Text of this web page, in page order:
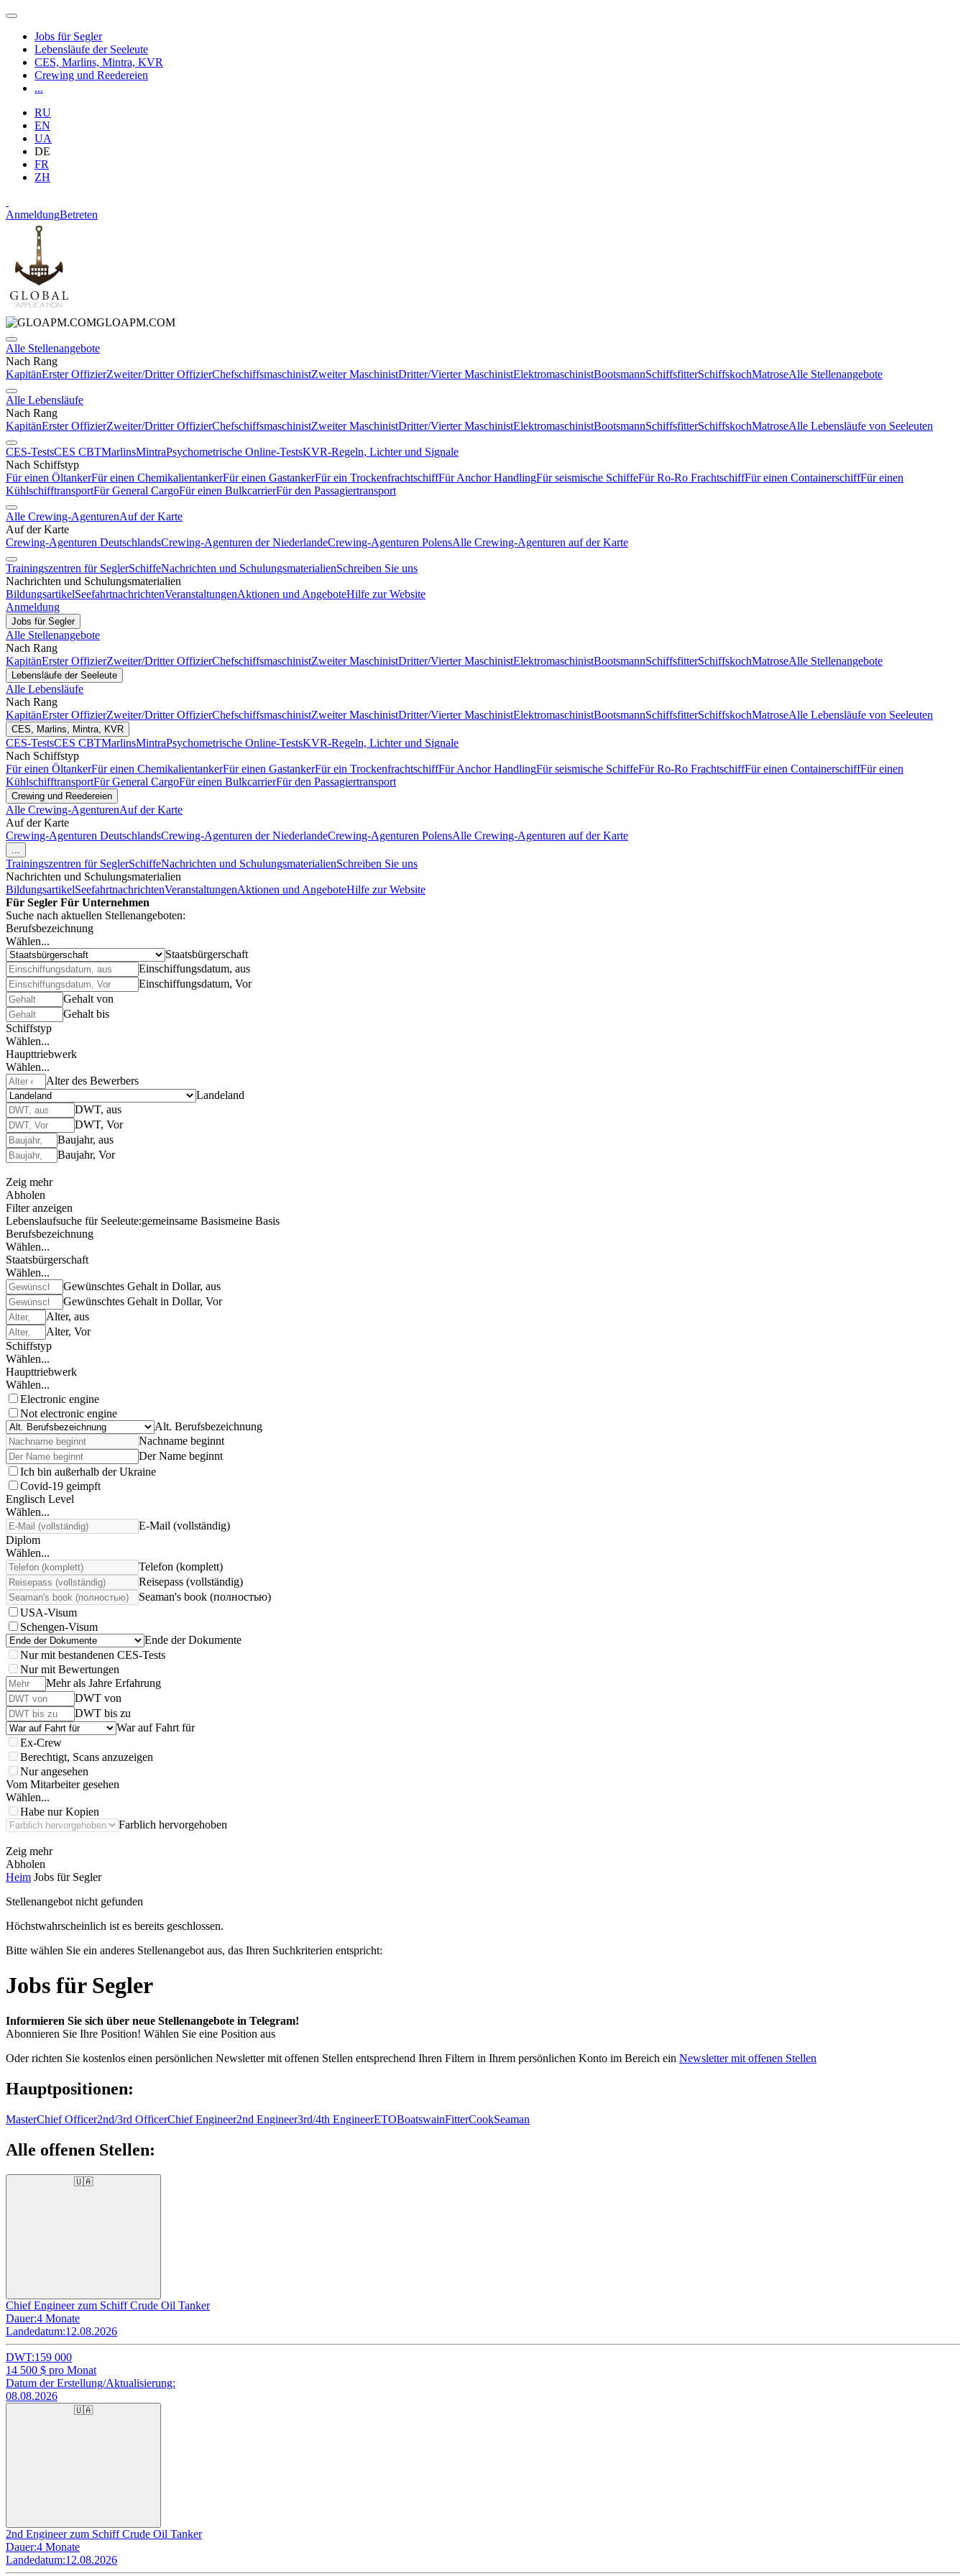
Jobs für Segler
Lebensläufe der Seeleute
CES, Marlins, Mintra, KVR
Crewing und Reedereien
...
RU
EN
UA
DE
FR
ZH
AnmeldungBetreten
GLOAPM.COM
Alle Stellenangebote
Nach Rang
KapitänErster OffizierZweiter/Dritter OffizierChefschiffsmaschinistZweiter MaschinistDritter/Vierter MaschinistElektromaschinistBootsmannSchiffsfitterSchiffskochMatroseAlle Stellenangebote
Alle Lebensläufe
Nach Rang
KapitänErster OffizierZweiter/Dritter OffizierChefschiffsmaschinistZweiter MaschinistDritter/Vierter MaschinistElektromaschinistBootsmannSchiffsfitterSchiffskochMatroseAlle Lebensläufe von Seeleuten
CES-TestsCES CBTMarlinsMintraPsychometrische Online-TestsKVR-Regeln, Lichter und Signale
Nach Schiffstyp
Für einen ÖltankerFür einen ChemikalientankerFür einen GastankerFür ein TrockenfrachtschiffFür Anchor HandlingFür seismische SchiffeFür Ro-Ro FrachtschiffFür einen ContainerschiffFür einen
KühlschifftransportFür General CargoFür einen BulkcarrierFür den Passagiertransport
Alle Crewing-AgenturenAuf der Karte
Auf der Karte
Crewing-Agenturen DeutschlandsCrewing-Agenturen der NiederlandeCrewing-Agenturen PolensAlle Crewing-Agenturen auf der Karte
Trainingszentren für SeglerSchiffeNachrichten und SchulungsmaterialienSchreiben Sie uns
Nachrichten und Schulungsmaterialien
BildungsartikelSeefahrtnachrichtenVeranstaltungenAktionen und AngeboteHilfe zur Website
Anmeldung
Jobs für Segler
Alle Stellenangebote
Nach Rang
KapitänErster OffizierZweiter/Dritter OffizierChefschiffsmaschinistZweiter MaschinistDritter/Vierter MaschinistElektromaschinistBootsmannSchiffsfitterSchiffskochMatroseAlle Stellenangebote
Lebensläufe der Seeleute
Alle Lebensläufe
Nach Rang
KapitänErster OffizierZweiter/Dritter OffizierChefschiffsmaschinistZweiter MaschinistDritter/Vierter MaschinistElektromaschinistBootsmannSchiffsfitterSchiffskochMatroseAlle Lebensläufe von Seeleuten
CES, Marlins, Mintra, KVR
CES-TestsCES CBTMarlinsMintraPsychometrische Online-TestsKVR-Regeln, Lichter und Signale
Nach Schiffstyp
Für einen ÖltankerFür einen ChemikalientankerFür einen GastankerFür ein TrockenfrachtschiffFür Anchor HandlingFür seismische SchiffeFür Ro-Ro FrachtschiffFür einen ContainerschiffFür einen
KühlschifftransportFür General CargoFür einen BulkcarrierFür den Passagiertransport
Crewing und Reedereien
Alle Crewing-AgenturenAuf der Karte
Auf der Karte
Crewing-Agenturen DeutschlandsCrewing-Agenturen der NiederlandeCrewing-Agenturen PolensAlle Crewing-Agenturen auf der Karte
...
Trainingszentren für SeglerSchiffeNachrichten und SchulungsmaterialienSchreiben Sie uns
Nachrichten und Schulungsmaterialien
BildungsartikelSeefahrtnachrichtenVeranstaltungenAktionen und AngeboteHilfe zur Website
Für Segler Für Unternehmen
Suche nach aktuellen Stellenangeboten:
Berufsbezeichnung
Wählen...
Staatsbürgerschaft
Einschiffungsdatum, aus
Einschiffungsdatum, Vor
Gehalt von
Gehalt bis
Schiffstyp
Wählen...
Haupttriebwerk
Wählen...
Alter des Bewerbers
Landeland
DWT, aus
DWT, Vor
Baujahr, aus
Baujahr, Vor
Zeig mehr
Abholen
Filter anzeigen
Lebenslaufsuche für Seeleute:gemeinsame Basismeine Basis
Berufsbezeichnung
Wählen...
Staatsbürgerschaft
Wählen...
Gewünschtes Gehalt in Dollar, aus
Gewünschtes Gehalt in Dollar, Vor
Alter, aus
Alter, Vor
Schiffstyp
Wählen...
Haupttriebwerk
Wählen...
Electronic engine
Not electronic engine
Alt. Berufsbezeichnung
Nachname beginnt
Der Name beginnt
Ich bin außerhalb der Ukraine
Covid-19 geimpft
Englisch Level
Wählen...
E-Mail (vollständig)
Diplom
Wählen...
Telefon (komplett)
Reisepass (vollständig)
Seaman's book (полностью)
USA-Visum
Schengen-Visum
Ende der Dokumente
Nur mit bestandenen CES-Tests
Nur mit Bewertungen
Mehr als Jahre Erfahrung
DWT von
DWT bis zu
War auf Fahrt für
Ex-Crew
Berechtigt, Scans anzuzeigen
Nur angesehen
Vom Mitarbeiter gesehen
Wählen...
Habe nur Kopien
Farblich hervorgehoben
Zeig mehr
Abholen
Heim Jobs für Segler
Stellenangebot nicht gefunden
Höchstwahrscheinlich ist es bereits geschlossen.
Bitte wählen Sie ein anderes Stellenangebot aus, das Ihren Suchkriterien entspricht:
Jobs für Segler
Informieren Sie sich über neue Stellenangebote in Telegram!
Abonnieren Sie Ihre Position! Wählen Sie eine Position aus
Oder richten Sie kostenlos einen persönlichen Newsletter mit offenen Stellen entsprechend Ihren Filtern in Ihrem persönlichen Konto im Bereich ein Newsletter mit offenen Stellen
Hauptpositionen:
MasterChief Officer2nd/3rd OfficerChief Engineer2nd Engineer3rd/4th EngineerETOBoatswainFitterCookSeaman
Alle offenen Stellen:
🇺🇦
Chief Engineer zum Schiff Crude Oil Tanker
Dauer:4 Monate
Landedatum:12.08.2026
DWT:159 000
14 500 $ pro Monat
Datum der Erstellung/Aktualisierung:
08.08.2026
🇺🇦
2nd Engineer zum Schiff Crude Oil Tanker
Dauer:4 Monate
Landedatum:12.08.2026